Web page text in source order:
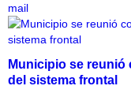
mail
Municipio se reunió
del sistema frontal